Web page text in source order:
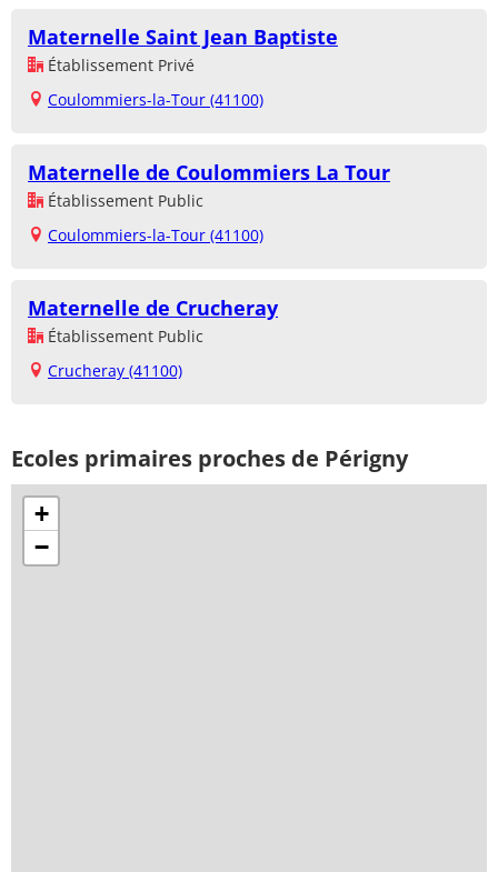
Maternelle Saint Jean Baptiste
Établissement Privé
Coulommiers-la-Tour (41100)
Maternelle de Coulommiers La Tour
Établissement Public
Coulommiers-la-Tour (41100)
Maternelle de Crucheray
Établissement Public
Crucheray (41100)
Ecoles primaires proches de Périgny
+
−